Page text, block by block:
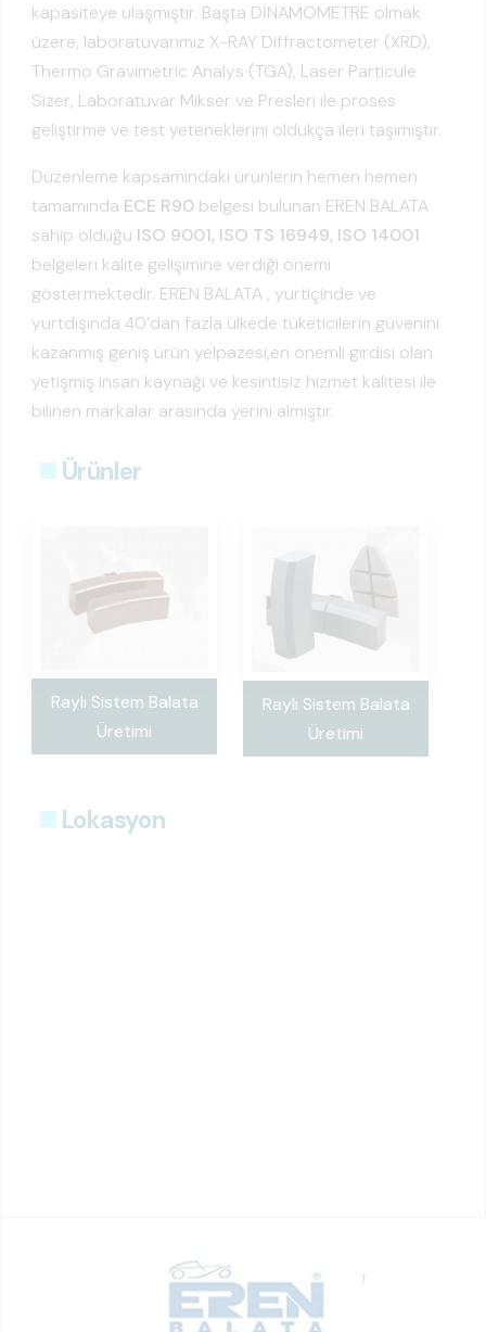
kapasiteye ulaşmıştır. Başta DİNAMOMETRE olmak
üzere, laboratuvarımız X-RAY Diffractometer (XRD),
Thermo Gravimetric Analys (TGA), Laser Particule
Sizer, Laboratuvar Mikser ve Presleri ile proses
geliştirme ve test yeteneklerini oldukça ileri taşımıştır.
Düzenleme kapsamındaki ürünlerin hemen hemen
tamamında ECE R90 belgesi bulunan EREN BALATA
sahip olduğu ISO 9001, ISO TS 16949, ISO 14001
belgeleri kalite gelişimine verdiği önemi
göstermektedir. EREN BALATA , yurtiçinde ve
yurtdışında 40’dan fazla ülkede tüketicilerin güvenini
kazanmış geniş ürün yelpazesi,en önemli girdisi olan
yetişmiş insan kaynağı ve kesintisiz hizmet kalitesi ile
bilinen markalar arasında yerini almıştır.
Ürünler
Raylı Sistem Balata
Üretimi
Raylı Sistem Balata
Üretimi
Lokasyon